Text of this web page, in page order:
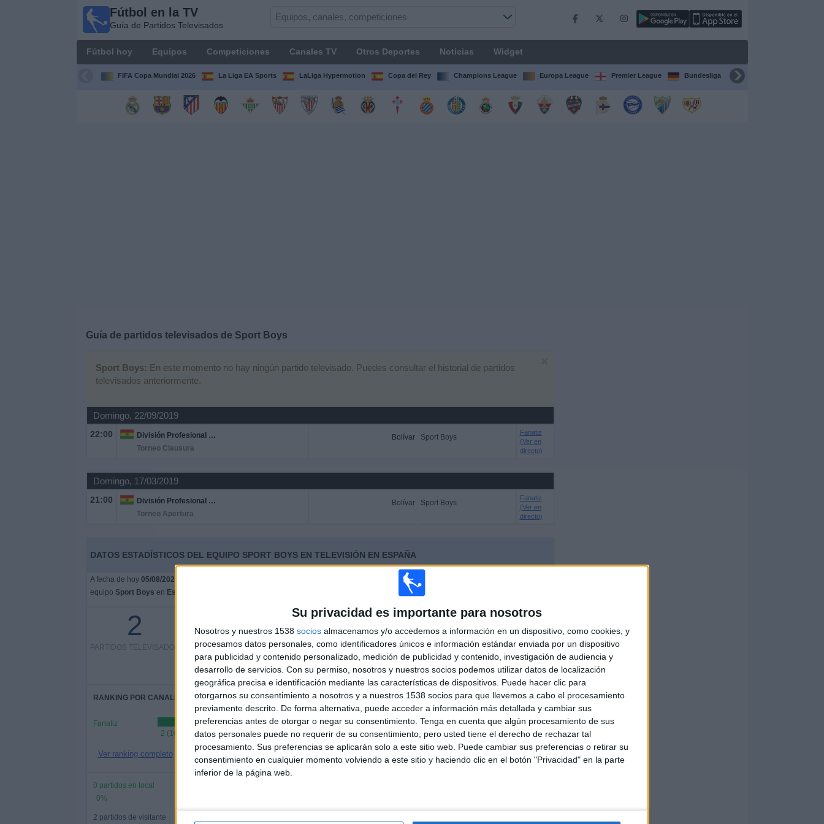
Su privacidad es importante para nosotros
Nosotros y nuestros 1538 socios almacenamos y/o accedemos a información en un dispositivo, como cookies, y
procesamos datos personales, como identificadores únicos e información estándar enviada por un dispositivo
para publicidad y contenido personalizado, medición de publicidad y contenido, investigación de audiencia y
desarrollo de servicios. Con su permiso, nosotros y nuestros socios podemos utilizar datos de localización
geográfica precisa e identificación mediante las características de dispositivos. Puede hacer clic para
otorgarnos su consentimiento a nosotros y a nuestros 1538 socios para que llevemos a cabo el procesamiento
previamente descrito. De forma alternativa, puede acceder a información más detallada y cambiar sus
preferencias antes de otorgar o negar su consentimiento. Tenga en cuenta que algún procesamiento de sus
datos personales puede no requerir de su consentimiento, pero usted tiene el derecho de rechazar tal
procesamiento. Sus preferencias se aplicarán solo a este sitio web. Puede cambiar sus preferencias o retirar su
consentimiento en cualquier momento volviendo a este sitio y haciendo clic en el botón "Privacidad" en la parte
inferior de la página web.
Fútbol en la TV
Guía de Partidos Televisados
Fútbol hoy Equipos Competiciones Canales TV Otros Deportes Noticias Widget
FIFA Copa Mundial 2026 La Liga EA Sports LaLiga Hypermotion Copa del Rey Champions League Europa League Premier League Bundesliga Supercopa de España
Guía de partidos televisados de Sport Boys
Sport Boys: En este momento no hay ningún partido televisado. Puedes consultar el historial de partidos
televisados anteriormente.
Domingo, 22/09/2019
22:00
División Profesional Bolivia
Torneo Clausura
Bolívar Sport Boys
Fanatiz
(Ver en
directo)
Domingo, 17/03/2019
21:00
División Profesional Bolivia
Torneo Apertura
Bolívar Sport Boys
Fanatiz
(Ver en
directo)
DATOS ESTADÍSTICOS DEL EQUIPO SPORT BOYS EN TELEVISIÓN EN ESPAÑA
A fecha de hoy 05/08/2026 y desde que esta web recoge los datos estadísticos de cuándo y dónde se televisan los partidos de
equipo Sport Boys en España
2
PARTIDOS TELEVISADOS
0%
2 partidos de pago
100%
RANKING POR CANALES
Fanatiz
2 (100%)
Ver ranking completo
1
CANALES TV
2697
SIN PARTIDO
GRATUÍTO
2
CONSECUTIVOS
DE PAGO
0 partidos en local
0%
2 partidos de visitante
1
2
1